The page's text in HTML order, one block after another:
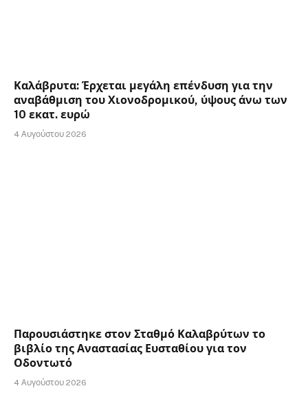
Καλάβρυτα: Έρχεται μεγάλη επένδυση για την
αναβάθμιση του Χιονοδρομικού, ύψους άνω των
10 εκατ. ευρώ
4 Αυγούστου 2026
Παρουσιάστηκε στον Σταθμό Καλαβρύτων το
βιβλίο της Αναστασίας Ευσταθίου για τον
Οδοντωτό
4 Αυγούστου 2026